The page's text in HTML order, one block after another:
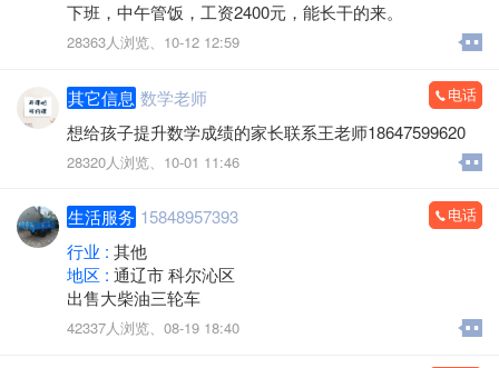
下班，中午管饭，工资2400元，能长干的来。
28363人浏览、 10-12 12:59
其它信息 数学老师 电话
想给孩子提升数学成绩的家长联系王老师18647599620
28320人浏览、 10-01 11:46
生活服务 15848957393 电话
行业 : 其他
地区 : 通辽市 科尔沁区
出售大柴油三轮车
42337人浏览、 08-19 18:40